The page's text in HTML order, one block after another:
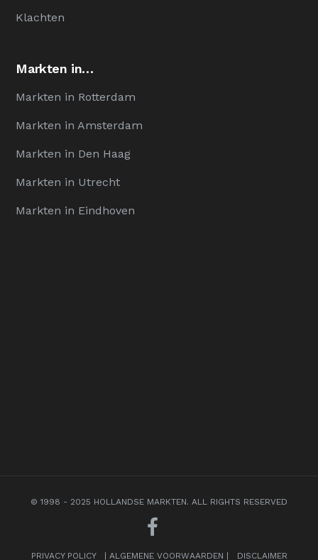
Klachten
Markten in…
Markten in Rotterdam
Markten in Amsterdam
Markten in Den Haag
Markten in Utrecht
Markten in Eindhoven
© 1998 - 2025 HOLLANDSE MARKTEN. ALL RIGHTS RESERVED
PRIVACY POLICY ALGEMENE VOORWAARDEN DISCLAIMER